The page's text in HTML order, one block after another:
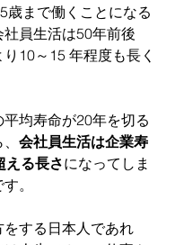
歳まで働くことになる
員生活は50年前後
10～15 年程度も長く
均寿命が20年を切る
会社員生活は企業寿
える長さになってしま
。
する日本人であれ